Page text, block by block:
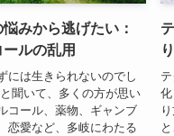
みから逃げたい：
ルの乱用
には生きられないのでし
聞いて、多くの方が思い
コール、薬物、ギャンブ
恋愛など、多岐にわたる